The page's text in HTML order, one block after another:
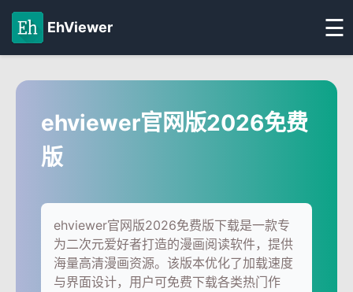
EhViewer ☰
ehviewer官网版2026免费
版
ehviewer官网版2026免费版下载是一款专
为二次元爱好者打造的漫画阅读软件，提供
海量高清漫画资源。该版本优化了加载速度
与界面设计，用户可免费下载各类热门作